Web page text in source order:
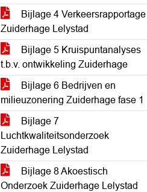
Bijlage 4 Verkeersrapportage
Zuiderhage Lelystad
Bijlage 5 Kruispuntanalyses
t.b.v. ontwikkeling Zuiderhage
Bijlage 6 Bedrijven en
milieuzonering Zuiderhage fase 1
Bijlage 7
Luchtkwaliteitsonderzoek
Zuiderhage Lelystad
Bijlage 8 Akoestisch
Onderzoek Zuiderhage Lelystad